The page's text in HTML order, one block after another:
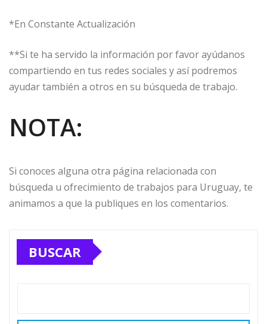
*En Constante Actualización
**Si te ha servido la información por favor ayúdanos
compartiendo en tus redes sociales y así podremos
ayudar también a otros en su búsqueda de trabajo.
NOTA:
Si conoces alguna otra página relacionada con
búsqueda u ofrecimiento de trabajos para Uruguay, te
animamos a que la publiques en los comentarios.
BUSCAR